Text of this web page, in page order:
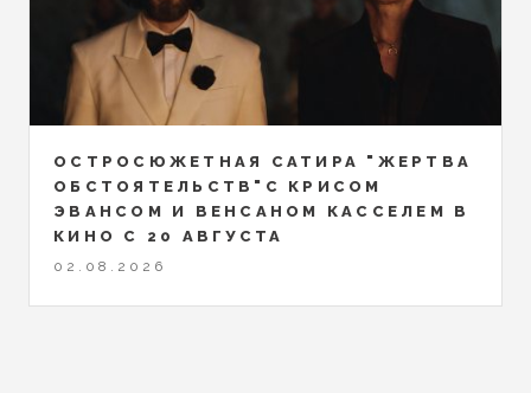
ОСТРОСЮЖЕТНАЯ САТИРА "ЖЕРТВА
ОБСТОЯТЕЛЬСТВ"С КРИСОМ
ЭВАНСОМ И ВЕНСАНОМ КАССЕЛЕМ В
КИНО С 20 АВГУСТА
02.08.2026